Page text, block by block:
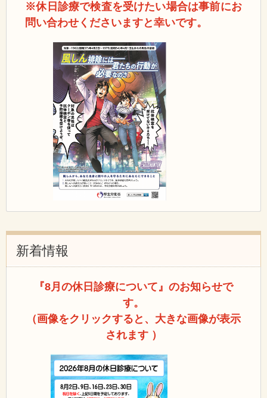
※休日診療で検査を受けたい場合は事前にお
問い合わせくださいますと幸いです。
新着情報
『8月の休日診療について』のお知らせで
す。
（画像をクリックすると、大きな画像が表示
されます ）